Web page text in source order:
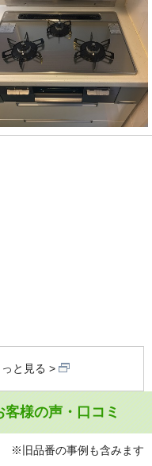
と見る
様の声・口コミ
※旧品番の事例も含みます